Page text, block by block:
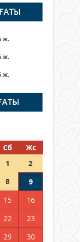
ж.
ж.
ж.
Сб
Жс
1
2
8
9
15
16
22
23
29
30